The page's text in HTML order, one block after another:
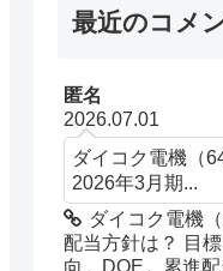
最近のコメ
匿名
2026.07.01
ダイコク電機（
2026年3月期...
ダイコク電機
配当方針は？ 目
向、DOE、累進